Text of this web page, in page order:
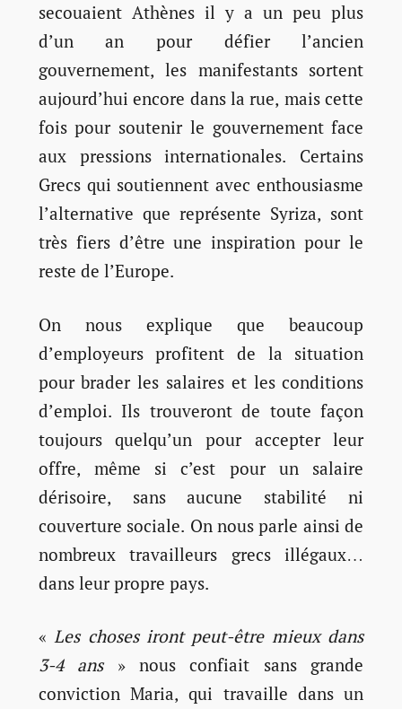
secouaient Athènes il y a un peu plus
d’un an pour défier l’ancien
gouvernement, les manifestants sortent
aujourd’hui encore dans la rue, mais cette
fois pour soutenir le gouvernement face
aux pressions internationales. Certains
Grecs qui soutiennent avec enthousiasme
l’alternative que représente Syriza, sont
très fiers d’être une inspiration pour le
reste de l’Europe.
On nous explique que beaucoup
d’employeurs profitent de la situation
pour brader les salaires et les conditions
d’emploi. Ils trouveront de toute façon
toujours quelqu’un pour accepter leur
offre, même si c’est pour un salaire
dérisoire, sans aucune stabilité ni
couverture sociale. On nous parle ainsi de
nombreux travailleurs grecs illégaux…
dans leur propre pays.
« Les choses iront peut-être mieux dans
3-4 ans» nous confiait sans grande
conviction Maria, qui travaille dans un